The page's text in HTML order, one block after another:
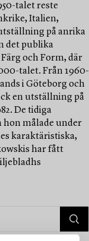
talet reste
Italien,
på anrika
det publika
och Form, där
talet. Från 1960-
i Göteborg och
en utställning på
De tidiga
hon målade under
karaktäristiska,
har fått